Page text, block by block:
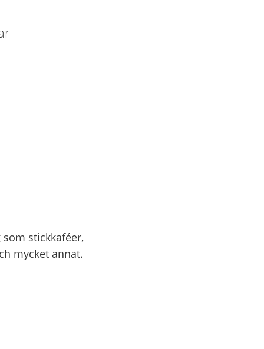
stickkaféer,
mycket annat.